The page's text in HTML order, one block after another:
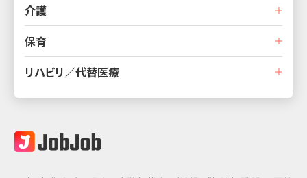
介護
保育
リハビリ／代替医療